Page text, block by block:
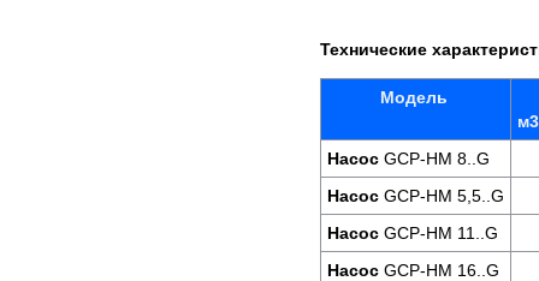
Технические
Модель
Насос GCP-HM 8..G
Насос GCP-HM 5,5..G
Насос GCP-HM 11..G
Насос GCP-HM 16..G